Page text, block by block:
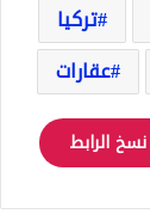
تركيا
عقارات
نسخ الرابط